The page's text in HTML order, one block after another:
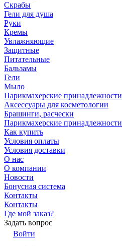
Скрабы
Гели для душа
Руки
Кремы
Увлажняющие
Защитные
Питательные
Бальзамы
Гели
Мыло
Парикмахерские принадлежности
Аксессуары для косметологии
Брашинги, расчески
Парикмахерские принадлежности
Как купить
Условия оплаты
Условия доставки
О нас
О компании
Новости
Бонусная система
Контакты
Контакты
Где мой заказ?
Задать вопрос
Войти